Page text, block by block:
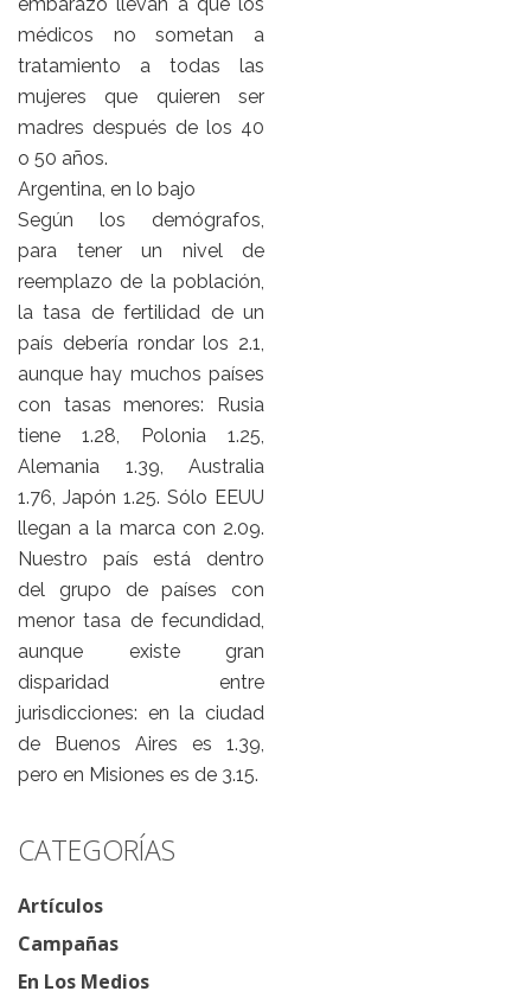
médicos no sometan a
tratamiento a todas las
mujeres que quieren ser
madres después de los 40
o 50 años.
Argentina, en lo bajo
Según los demógrafos,
para tener un nivel de
reemplazo de la población,
la tasa de fertilidad de un
país debería rondar los 2.1,
aunque hay muchos países
con tasas menores: Rusia
tiene 1.28, Polonia 1.25,
Alemania 1.39, Australia
1.76, Japón 1.25. Sólo EEUU
llegan a la marca con 2.09.
Nuestro país está dentro
del grupo de países con
menor tasa de fecundidad,
aunque existe gran
disparidad entre
jurisdicciones: en la ciudad
de Buenos Aires es 1.39,
pero en Misiones es de 3.15.
CATEGORÍAS
Artículos
Campañas
En Los Medios